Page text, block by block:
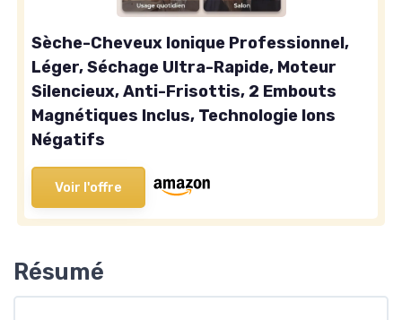
Sèche-Cheveux Ionique Professionnel,
Léger, Séchage Ultra-Rapide, Moteur
Silencieux, Anti-Frisottis, 2 Embouts
Magnétiques Inclus, Technologie Ions
Négatifs
Voir l'offre
Résumé